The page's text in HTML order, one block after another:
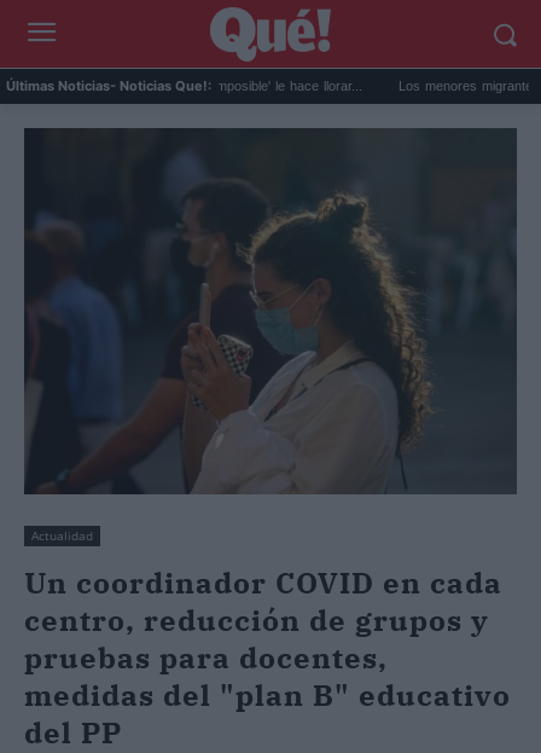
Últimas Noticias- Noticias Que!:
Zendaya confiesa que 'Lo imposible' le hace llorar... Los menores migrantes de
Actualidad
Un coordinador COVID en cada
centro, reducción de grupos y
pruebas para docentes,
medidas del "plan B" educativo
del PP